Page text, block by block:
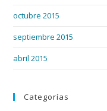
octubre 2015
septiembre 2015
abril 2015
Categorías